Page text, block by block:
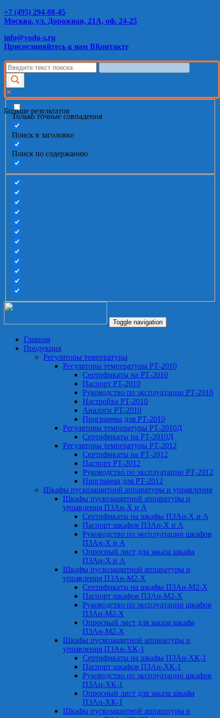
+7 (495) 294-88-45
Москва, ул. Дорожная, 21А, оф. 24-25
info@vodo-s.ru
Присоединяйтесь к нам ВКонтакте
Больше результатов
Только точные совпадения
Поиск в заголовке
Поиск по содержанию
Toggle navigation
Главная
Продукция
Регуляторы температуры
Регуляторы температуры РТ-2010
Сертификаты на РТ-2010
Паспорт РТ-2010
Руководство по эксплуатации РТ-2010
Настройка РТ-2010
Аналоги РТ-2010
Программы для РТ-2010
Регуляторы температуры РТ-2010Д
Сертификаты на РТ-2010Д
Регуляторы температуры РТ-2012
Сертификаты на РТ-2012
Паспорт РТ-2012
Руководство по эксплуатации РТ-2012
Программа для РТ-2012
Шкафы пускозащитной аппаратуры и управления
Шкафы пускозащитной аппаратуры и
управления ПЗАн-Х и А
Сертификаты на шкафы ПЗАн-Х и А
Паспорт шкафов ПЗАн-Х и А
Руководство по эксплуатации шкафов
ПЗАн-Х и А
Опросный лист для заказа шкафа
ПЗАн-Х и А
Шкафы пускозащитной аппаратуры и
управления ПЗАн-М2-Х
Сертификаты на шкафы ПЗАн-М2-Х
Паспорт шкафов ПЗАн-М2-Х
Руководство по эксплуатации шкафов
ПЗАн-М2-Х
Опросный лист для заказа шкафа
ПЗАн-М2-Х
Шкафы пускозащитной аппаратуры и
управления ПЗАн-ХК-1
Сертификаты на шкафы ПЗАн-ХК-1
Паспорт шкафов ПЗАн-ХК-1
Руководство по эксплуатации шкафов
ПЗАн-ХК-1
Опросный лист для заказа шкафа
ПЗАн-ХК-1
Шкафы пускозащитной аппаратуры и